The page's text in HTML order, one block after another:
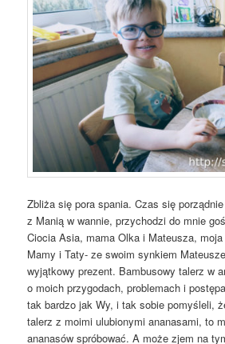
Zbliża się pora spania. Czas się
z Manią w wannie, przychodzi do mnie
Ciocia Asia, mama Olka i Mateusza,
Mamy i Taty- ze swoim synkiem
wyjątkowy prezent. Bambusowy talerz w
o moich przygodach, problemach i
tak bardzo jak Wy, i tak sobie pomyśleli,
talerz z moimi ulubionymi ananasami, to
ananasów spróbować. A może zjem na